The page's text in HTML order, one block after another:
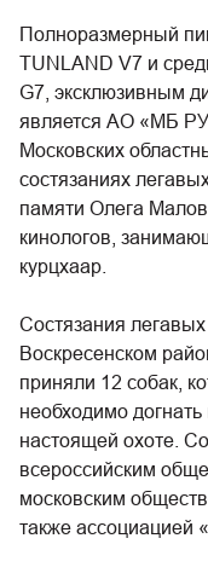
Полноразмерный
TUNLAND V7 и
G7, эксклюзивным
является АО «МБ
Московских
состязаниях
памяти Олега
кинологов,
курцхаар.
Состязания
Воскресенском
приняли 12 собак,
необходимо догнать
настоящей охоте.
всероссийским
московским
также ассоциацией